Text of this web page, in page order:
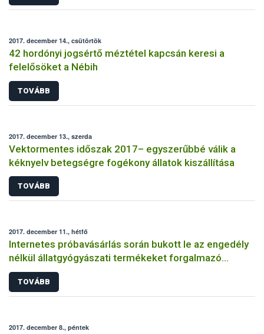
2017. december 14., csütörtök
42 hordónyi jogsértő méztétel kapcsán keresi a
felelősöket a Nébih
TOVÁBB
2017. december 13., szerda
Vektormentes időszak 2017– egyszerűbbé válik a
kéknyelv betegségre fogékony állatok kiszállítása
TOVÁBB
2017. december 11., hétfő
Internetes próbavásárlás során bukott le az engedély
nélkül állatgyógyászati termékeket forgalmazó
magánszemély
TOVÁBB
2017. december 8., péntek